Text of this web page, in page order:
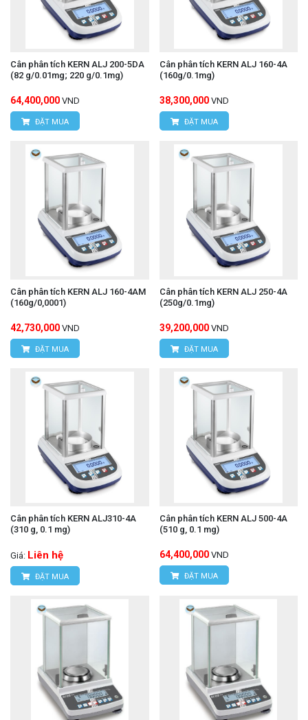
Cân phân tích KERN ALJ 200-5DA
(82 g/0.01mg; 220 g/0.1mg)
64,400,000 VND
ĐẶT MUA
Cân phân tích KERN ALJ 160-4A
(160g/0.1mg)
38,300,000 VND
ĐẶT MUA
Cân phân tích KERN ALJ 160-4AM
(160g/0,0001)
42,730,000 VND
ĐẶT MUA
Cân phân tích KERN ALJ 250-4A
(250g/0.1mg)
39,200,000 VND
ĐẶT MUA
Cân phân tích KERN ALJ310-4A
(310 g, 0.1 mg)
Giá: Liên hệ
ĐẶT MUA
Cân phân tích KERN ALJ 500-4A
(510 g, 0.1 mg)
64,400,000 VND
ĐẶT MUA